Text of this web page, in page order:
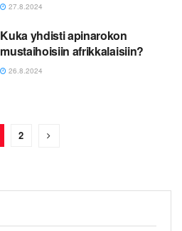
27.8.2024
Kuka yhdisti apinarokon
mustaihoisiin afrikkalaisiin?
26.8.2024
2